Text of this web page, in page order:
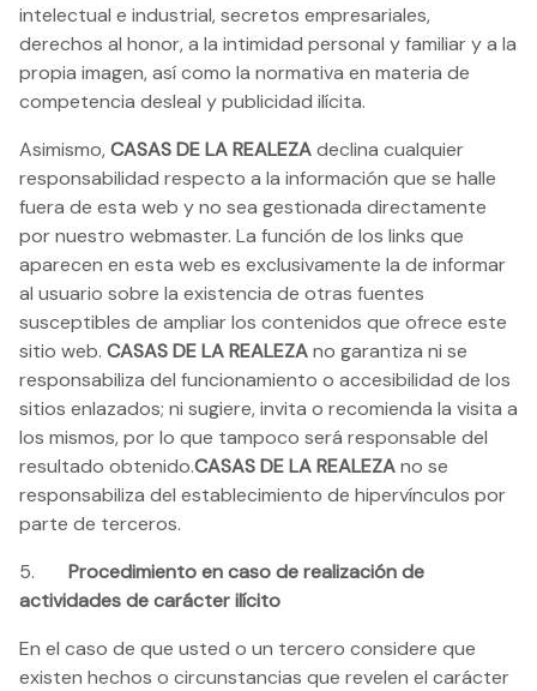
intelectual e industrial, secretos empresariales,
derechos al honor, a la intimidad personal y familiar y a la
propia imagen, así como la normativa en materia de
competencia desleal y publicidad ilícita.
Asimismo,CASAS DE LA REALEZAdeclina cualquier
responsabilidad respecto a la información que se halle
fuera de esta web y no sea gestionada directamente
por nuestro webmaster. La función de los links que
aparecen en esta web es exclusivamente la de informar
al usuario sobre la existencia de otras fuentes
susceptibles de ampliar los contenidos que ofrece este
sitio web. CASAS DE LA REALEZAno garantiza ni se
responsabiliza del funcionamiento o accesibilidad de los
sitios enlazados; ni sugiere, invita o recomienda la visita a
los mismos, por lo que tampoco será responsable del
resultado obtenido.CASAS DE LA REALEZAno se
responsabiliza del establecimiento de hipervínculos por
parte de terceros.
5. Procedimiento en caso de realización de
actividades de carácter ilícito
En el caso de que usted o un tercero considere que
existen hechos o circunstancias que revelen el carácter